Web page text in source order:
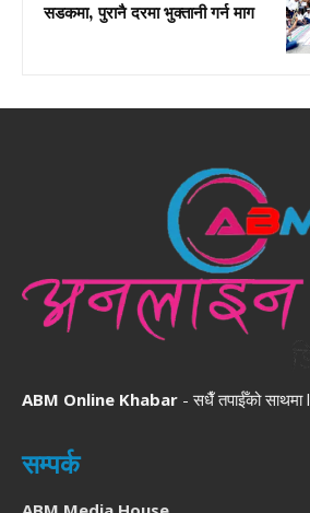
सडकमा, पुरानै दरमा भुक्तानी गर्न माग
ABM Online Khabar - सधैँ तपाईँको साथमा l
सम्पर्क